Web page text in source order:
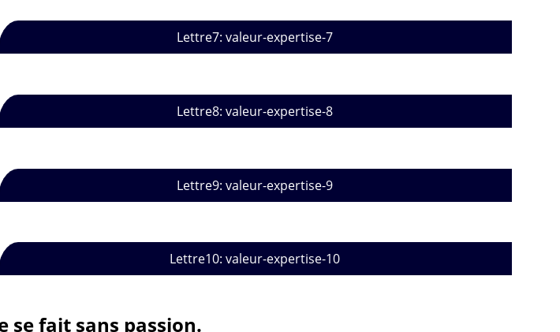
Lettre7: valeur-expertise-7
Lettre8: valeur-expertise-8
Lettre9: valeur-expertise-9
Lettre10: valeur-expertise-10
se fait sans passion.